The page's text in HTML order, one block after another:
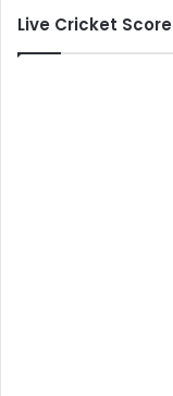
Live Cricket Score